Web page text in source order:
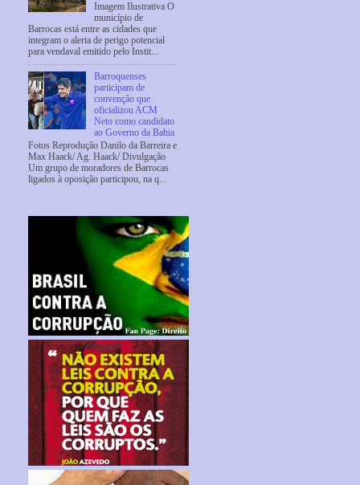
Imagem Ilustrativa O
município de
Barrocas está entre as cidades que
integram o alerta de perigo potencial
para vendaval emitido pelo Instit...
Barroquenses
participam de
convenção que
oficializou ACM
Neto como candidato
ao Governo da Bahia
Fotos Reprodução Danilo da Barreira e
Max Haack/ Ag. Haack/ Divulgação
Um grupo de moradores de Barrocas
ligados à oposição participou, na q...